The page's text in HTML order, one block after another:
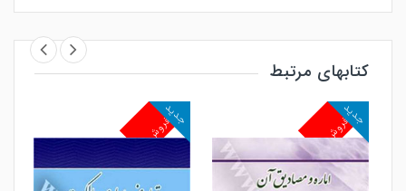
کتابهای مرتبط
پرفروش
جدید پرفروش
جدید